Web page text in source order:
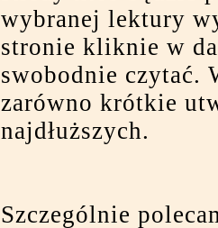
wybranej lektury
stronie kliknie w
swobodnie czytać.
zarówno krótkie
najdłuższych.
Szczególnie